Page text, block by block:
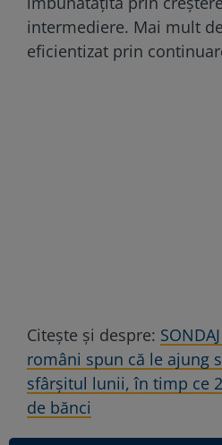
intermediere. Mai mult
eficientizat prin
Citește și despre:
români spun că le ajung
sfârşitul lunii, în timp ce
de bănci